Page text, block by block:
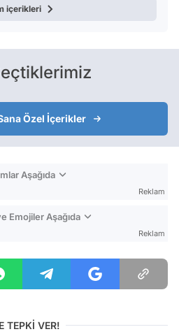
içerikleri
Özel İçerikler
Aşağıda
Reklam
Emojiler Aşağıda
Reklam
TEPKİ VER!